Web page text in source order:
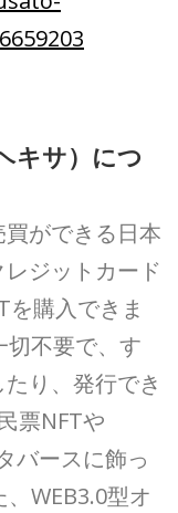
キサ）につ
ができる日本
ジットカード
を購入できま
不要で、す
り、発行でき
票NFTや
バースに飾っ
WEB3.0型オ